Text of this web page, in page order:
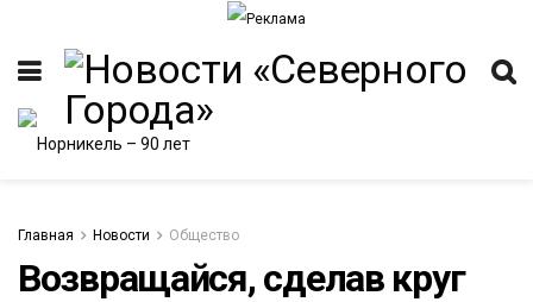
Главная Новости Общество
Возвращайся, сделав круг